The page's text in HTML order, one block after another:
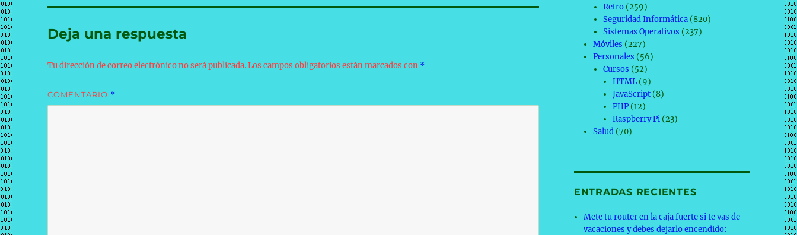
Deja una respuesta
Tu dirección de correo electrónico no será publicada.Los campos obligatorios están marcados con *
COMENTARIO *
Retro(259)
Seguridad Informática(820)
Sistemas Operativos (237)
Móviles (227)
Personales (56)
Cursos (52)
HTML(9)
JavaScript(8)
PHP(12)
Raspberry Pi(23)
Salud (70)
ENTRADAS RECIENTES
Mete tu router en la caja fuerte si te vas de
vacaciones y debes dejarlo encendido: